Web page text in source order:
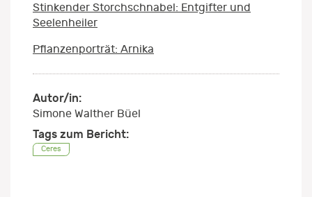
Stinkender Storchschnabel: Entgifter und
Seelenheiler
Pflanzenporträt: Arnika
Autor/in:
Simone Walther Büel
Tags zum Bericht:
Ceres